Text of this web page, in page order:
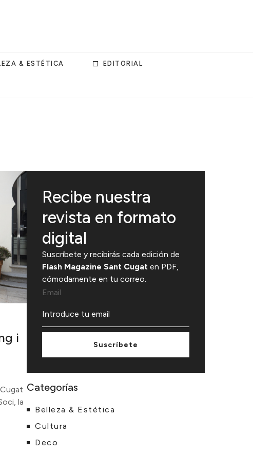
& ESTÉTICA EDITORIAL
i
la
Recibe nuestra
revista en formato
digital
Suscríbete y recibirás cada edición de
Flash Magazine Sant Cugat en PDF,
cómodamente en tu correo.
Email
Suscríbete
Categorías
Belleza & Estética
Cultura
Deco